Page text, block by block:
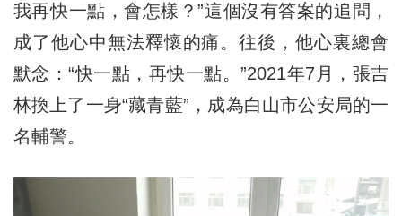
我再快一點，會怎樣？”這個沒有答案的追問，
成了他心中無法釋懷的痛。往後，他心裏總會
默念：“快一點，再快一點。”2021年7月，張吉
林換上了一身“藏青藍”，成為白山市公安局的一
名輔警。